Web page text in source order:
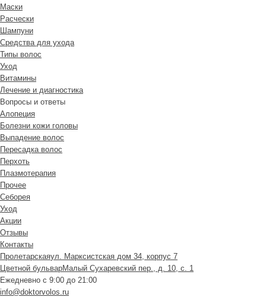
Маски
Расчески
Шампуни
Средства для ухода
Типы волос
Уход
Витамины
Лечение и диагностика
Вопросы и ответы
Алопеция
Болезни кожи головы
Выпадение волос
Пересадка волос
Перхоть
Плазмотерапия
Прочее
Себорея
Уход
Акции
Отзывы
Контакты
Пролетарскаяул. Марксистская дом 34, корпус 7
Цветной бульварМалый Сухаревский пер., д. 10, с. 1
Ежедневно с 9:00 до 21:00
info@doktorvolos.ru